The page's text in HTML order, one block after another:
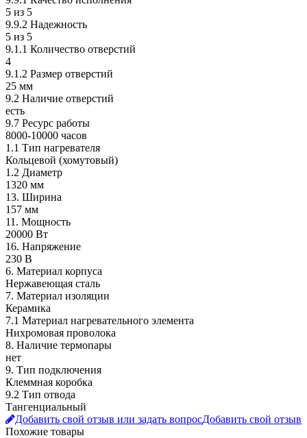
5 из 5
9.9.2 Надежность
5 из 5
9.1.1 Количество отверстий
4
9.1.2 Размер отверстий
25 мм
9.2 Наличие отверстий
есть
9.7 Ресурс работы
8000-10000 часов
1.1 Тип нагревателя
Кольцевой (хомутовый)
1.2 Диаметр
1320 мм
13. Ширина
157 мм
11. Мощность
20000 Вт
16. Напряжение
230 В
6. Материал корпуса
Нержавеющая сталь
7. Материал изоляции
Керамика
7.1 Материал нагревательного элемента
Нихромовая проволока
8. Наличие термопары
нет
9. Тип подключения
Клеммная коробка
9.2 Тип отвода
Тангенциальный
Добавить свой отзыв или задать вопросДобавить свой отзыв
Похожие товары